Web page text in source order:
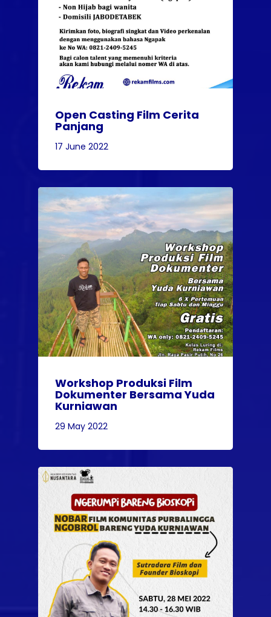
Open Casting Film Cerita
Panjang
17 June 2022
Workshop Produksi Film
Dokumenter Bersama Yuda
Kurniawan
29 May 2022